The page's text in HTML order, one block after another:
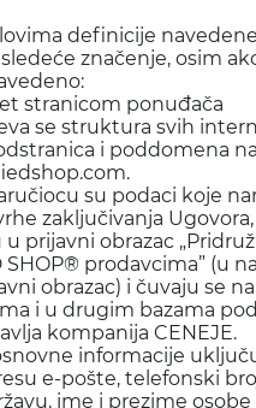
definicije
značenje, osim
stranicom ponuđača
se struktura svih
i poddomena
su podaci koje
zaključivanja Ugovora,
prijavni obrazac
SHOP® prodavcima” (u
obrazac) i čuvaju se na
i u drugim bazama
kompanija CENEJE.
informacije
e-pošte, telefonski
ime i prezime osobe